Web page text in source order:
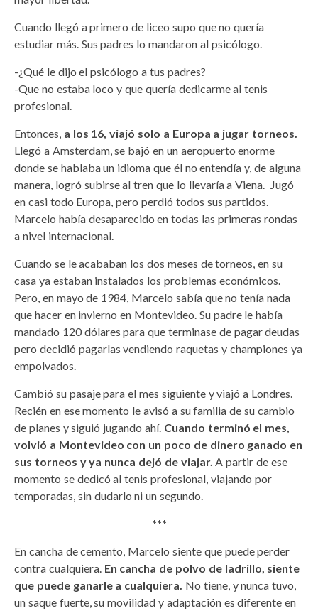
Cuando llegó a primero de liceo supo que no quería
estudiar más. Sus padres lo mandaron al psicólogo.
-¿Qué le dijo el psicólogo a tus padres?
-Que no estaba loco y que quería dedicarme al tenis
profesional.
Entonces, a los 16, viajó solo a Europa a jugar torneos.
Llegó a Amsterdam, se bajó en un aeropuerto enorme
donde se hablaba un idioma que él no entendía y, de alguna
manera, logró subirse al tren que lo llevaría a Viena. Jugó
en casi todo Europa, pero perdió todos sus partidos.
Marcelo había desaparecido en todas las primeras rondas
a nivel internacional.
Cuando se le acababan los dos meses de torneos, en su
casa ya estaban instalados los problemas económicos.
Pero, en mayo de 1984, Marcelo sabía que no tenía nada
que hacer en invierno en Montevideo. Su padre le había
mandado 120 dólares para que terminase de pagar deudas
pero decidió pagarlas vendiendo raquetas y championes ya
empolvados.
Cambió su pasaje para el mes siguiente y viajó a Londres.
Recién en ese momento le avisó a su familia de su cambio
de planes y siguió jugando ahí. Cuando terminó el mes,
volvió a Montevideo con un poco de dinero ganado en
sus torneos y ya nunca dejó de viajar. A partir de ese
momento se dedicó al tenis profesional, viajando por
temporadas, sin dudarlo ni un segundo.
***
En cancha de cemento, Marcelo siente que puede perder
contra cualquiera. En cancha de polvo de ladrillo, siente
que puede ganarle a cualquiera. No tiene, y nunca tuvo,
un saque fuerte, su movilidad y adaptación es diferente en